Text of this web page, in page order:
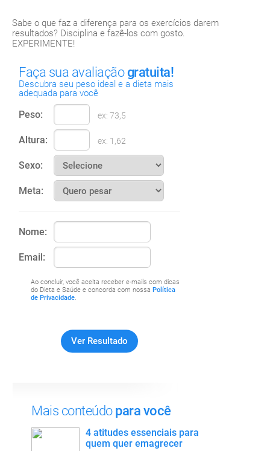
Sabe o que faz a diferença para os exercícios darem
resultados? Disciplina e fazê-los com gosto.
EXPERIMENTE!
Faça sua avaliação gratuita!
Descubra seu peso ideal e a dieta mais
adequada para você
Peso: ex: 73,5
Altura: ex: 1,62
Sexo:
Meta:
Nome:
Email:
Ao concluir, você aceita receber e-mails com dicas
do Dieta e Saúde e concorda com nossa Política
de Privacidade.
Mais conteúdo para você
4 atitudes essenciais para
quem quer emagrecer